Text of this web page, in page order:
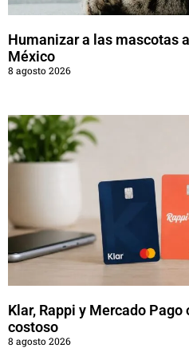
Humanizar a las mascotas
México
8 agosto 2026
Klar, Rappi y Mercado
costoso
8 agosto 2026